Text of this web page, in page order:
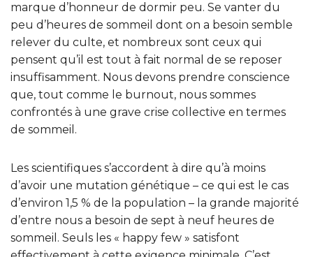
marque d’honneur de dormir peu. Se vanter du
peu d’heures de sommeil dont on a besoin semble
relever du culte, et nombreux sont ceux qui
pensent qu’il est tout à fait normal de se reposer
insuffisamment. Nous devons prendre conscience
que, tout comme le burnout, nous sommes
confrontés à une grave crise collective en termes
de sommeil.
Les scientifiques s’accordent à dire qu’à moins
d’avoir une mutation génétique – ce qui est le cas
d’environ 1,5 % de la population – la grande majorité
d’entre nous a besoin de sept à neuf heures de
sommeil. Seuls les « happy few » satisfont